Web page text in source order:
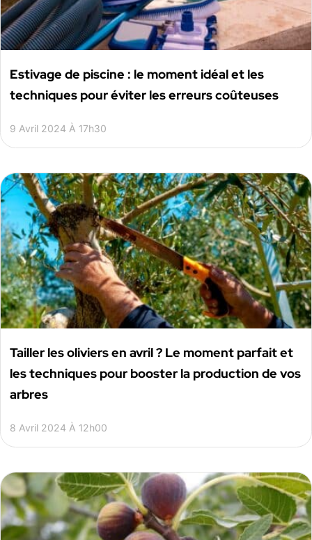
Estivage de piscine : le moment idéal et les
techniques pour éviter les erreurs coûteuses
9 Avril 2024 À 17h30
Tailler les oliviers en avril ? Le moment parfait et
les techniques pour booster la production de vos
arbres
8 Avril 2024 À 12h00